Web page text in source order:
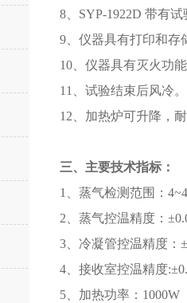
8、SYP-1922D 带有
9、仪器具有打印和存
10、仪器具有灭火功
11、试验结束后风冷。
12、加热炉可升降，
三、主要技术指标：
1、蒸气检测范围：
2、蒸气控温精度：
3、冷凝管控温精度：
4、接收室控温精度
5、加热功率：1000W